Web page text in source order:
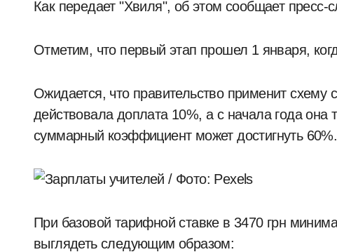
Как передает "Хвиля", об этом сообщает пресс-
Отметим, что первый этап прошел 1 января,
Ожидается, что правительство применит
действовала доплата 10%, а с начала года
суммарный коэффициент может достигнуть 60%.
При базовой тарифной ставке в 3470 грн
выглядеть следующим образом: